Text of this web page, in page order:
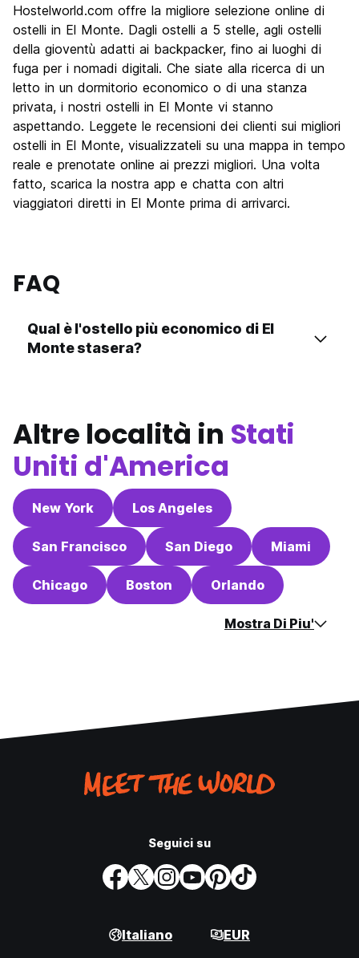
Hostelworld.com offre la migliore selezione online di
ostelli in El Monte. Dagli ostelli a 5 stelle, agli ostelli
della gioventù adatti ai backpacker, fino ai luoghi di
fuga per i nomadi digitali. Che siate alla ricerca di un
letto in un dormitorio economico o di una stanza
privata, i nostri ostelli in El Monte vi stanno
aspettando. Leggete le recensioni dei clienti sui migliori
ostelli in El Monte, visualizzateli su una mappa in tempo
reale e prenotate online ai prezzi migliori. Una volta
fatto, scarica la nostra app e chatta con altri
viaggiatori diretti in El Monte prima di arrivarci.
FAQ
Qual è l'ostello più economico di El
Monte stasera?
Altre località in Stati
Uniti d'America
New York Los Angeles
San Francisco San Diego Miami
Chicago Boston Orlando
Mostra Di Piu'
Seguici su
Italiano EUR